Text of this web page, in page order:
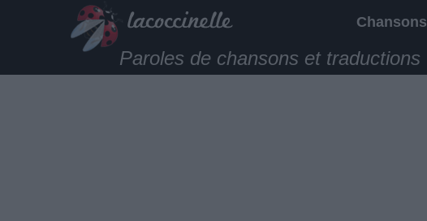
Chansons
Paroles de chansons et traductions